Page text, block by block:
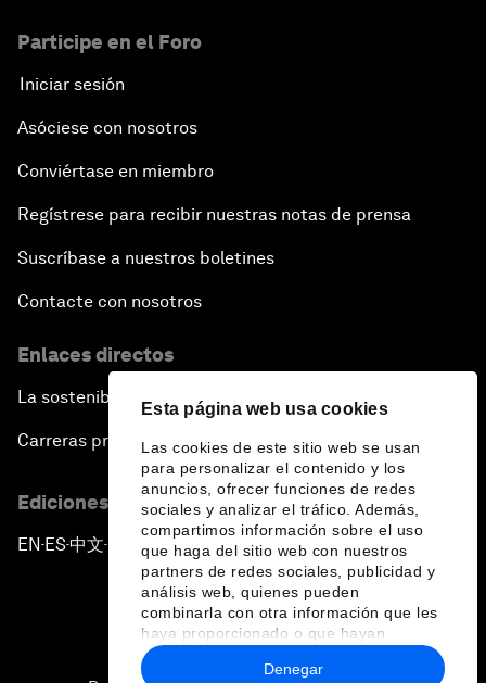
Esta página web usa cookies
Las cookies de este sitio web se usan
para personalizar el contenido y los
anuncios, ofrecer funciones de redes
sociales y analizar el tráfico. Además,
compartimos información sobre el uso
que haga del sitio web con nuestros
partners de redes sociales, publicidad y
análisis web, quienes pueden
combinarla con otra información que les
haya proporcionado o que hayan
recopilado a partir del uso que haya
hecho de sus servicios.
Denegar
Participe en el Foro
Iniciar sesión
Asóciese con nosotros
Conviértase en miembro
Regístrese para recibir nuestras notas de prensa
Suscríbase a nuestros boletines
Contacte con nosotros
Enlaces directos
La sostenibilidad en el Foro
Carreras profesionales
Ediciones en otros idiomas
EN ▪ES▪中文▪ 日本語